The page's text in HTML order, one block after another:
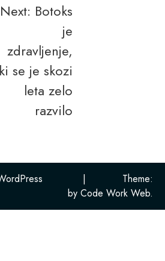
Next: Botoks
je
zdravljenje,
ki se je skozi
leta zelo
razvilo
|
Theme:
by Code Work Web.